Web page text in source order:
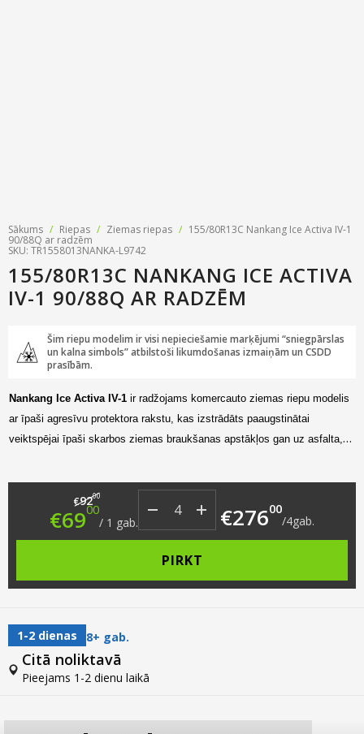
Riepu piegāde
Riepas uz nomaksu
Sākums / Riepas / Ziemas riepas / 155/80R13C Nankang Ice Activa IV-1
90/88Q ar radzēm
SKU: TR1558013NANKA-L9742
155/80R13C NANKANG ICE ACTIVA
IV-1 90/88Q AR RADZĒM
Šim riepu modelim ir visi nepieciešamie marķējumi “sniegpārslas
un kalna simbols” atbilstoši likumdošanas izmaiņām un CSDD
prasībām.
Nankang Ice Activa IV-1 ir radžojams komercauto ziemas riepu modelis
ar īpaši agresīvu protektora rakstu, kas izstrādāts paaugstinātai
veiktspējai īpaši skarbos ziemas braukšanas apstākļos gan uz asfalta,
€9200 Original price was: €92.00.
€6900 Current price is: €69.00.
/ 1 gab. €27600
/4gab.
PIRKT
1-2 dienas 8+ gab.
Citā noliktavā
Pieejams 1-2 dienu laikā